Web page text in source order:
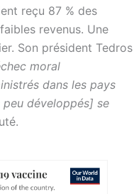
reçu 87 % des
revenus. Une
Son président Tedros
moral
dans les pays
développés] se